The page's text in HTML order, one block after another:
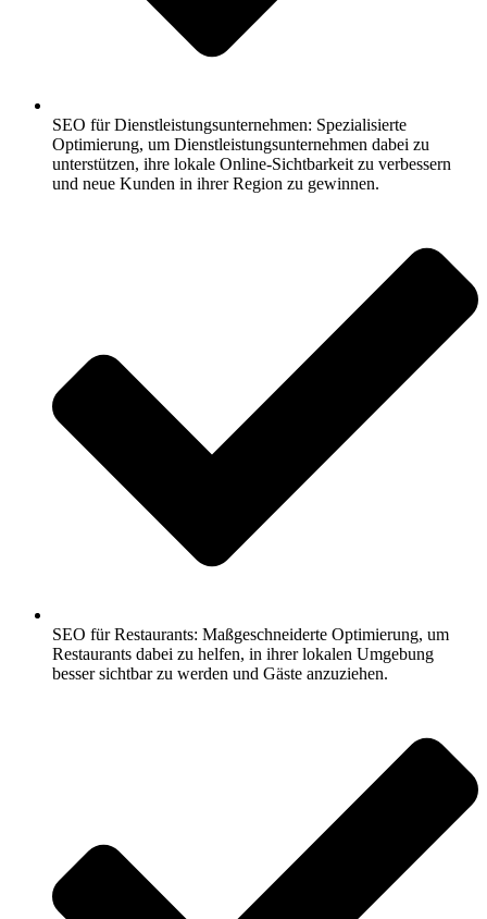
SEO für Dienstleistungsunternehmen: Spezialisierte
Optimierung, um Dienstleistungsunternehmen dabei zu
unterstützen, ihre lokale Online-Sichtbarkeit zu verbessern
und neue Kunden in ihrer Region zu gewinnen.
SEO für Restaurants: Maßgeschneiderte Optimierung, um
Restaurants dabei zu helfen, in ihrer lokalen Umgebung
besser sichtbar zu werden und Gäste anzuziehen.